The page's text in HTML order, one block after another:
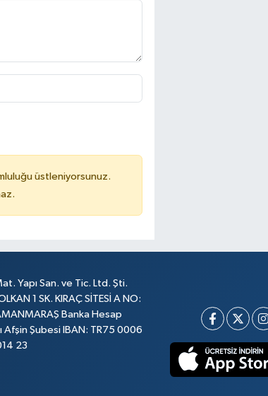
üstleniyorsunuz.
Yapı San. ve Tic. Ltd. Şti.
1 SK. KIRAÇ SİTESİ A NO:
Banka Hesap
Afşin Şubesi IBAN: TR75 0006
23